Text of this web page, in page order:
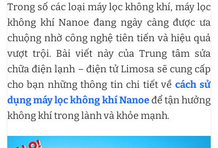
Trong số các loại máy lọc không khí, máy lọc
không khí Nanoe đang ngày càng được ưa
chuộng nhờ công nghệ tiên tiến và hiệu quả
vượt trội. Bài viết này của Trung tâm sửa
chữa điện lạnh – điện tử Limosa sẽ cung cấp
cho bạn những thông tin chi tiết về cách sử
dụng máy lọc không khí Nanoeđể tận hưởng
không khí trong lành và khỏe mạnh.